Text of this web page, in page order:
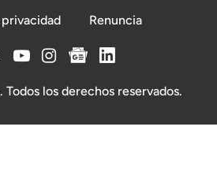
Renuncia
los derechos reservados.